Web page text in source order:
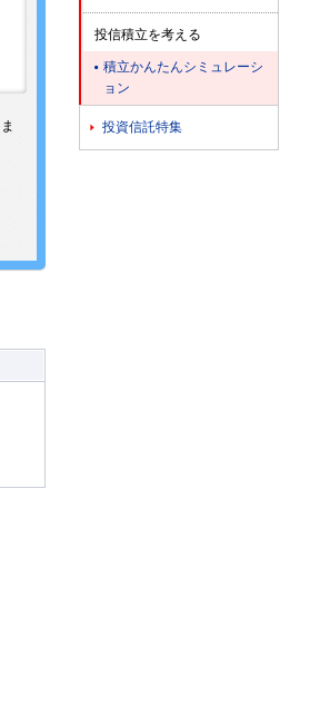
投信積立を考える
 積立かんたんシミュレーシ
ョン
 投資信託特集